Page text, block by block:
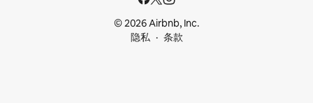
© 2026 Airbnb, Inc.
隐私
条款